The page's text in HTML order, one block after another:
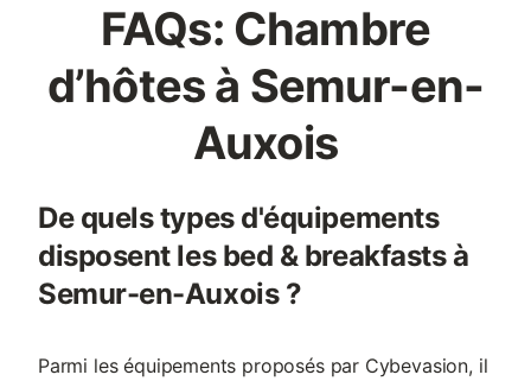
FAQs: Chambre
d’hôtes à Semur-en-
Auxois
De quels types d'équipements
disposent les bed & breakfasts à
Semur-en-Auxois ?
Parmi les équipements proposés par Cybevasion, il